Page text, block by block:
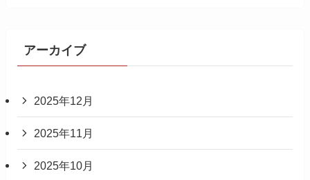
アーカイブ
2025年12月
2025年11月
2025年10月